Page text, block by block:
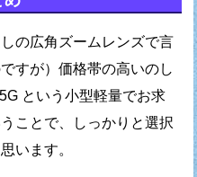
の広角ズームレンズで言
すが）価格帯の高いのし
という小型軽量でお求
ことで、
しっかりと選択
います。